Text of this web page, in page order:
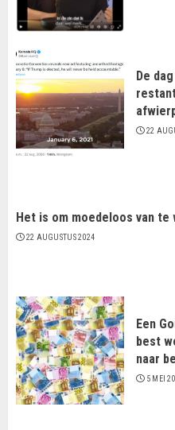
De
22
Het is om moedeloos van te
22 AUGUSTUS 2024
Een
best
naar
5 MEI